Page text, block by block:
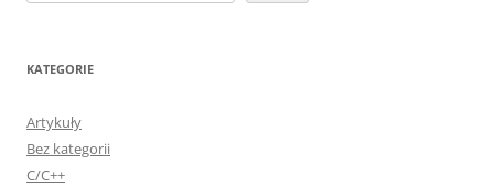
KATEGORIE
Artykuły
Bez kategorii
C/C++